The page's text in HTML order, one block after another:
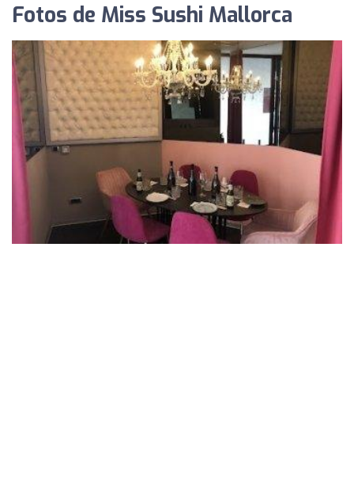
Fotos de Miss Sushi Mallorca